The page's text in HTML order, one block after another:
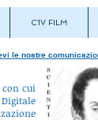
C1V FILM
le nostre
cui